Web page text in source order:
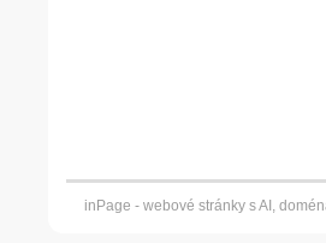
inPage - webové stránky s AI,